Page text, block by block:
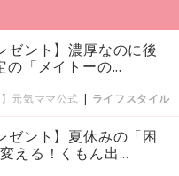
ゼント】濃厚なのに後
の「メイトーの...
】元気ママ公式 | ライフスタイル
ゼント】夏休みの「困
える！くもん出...